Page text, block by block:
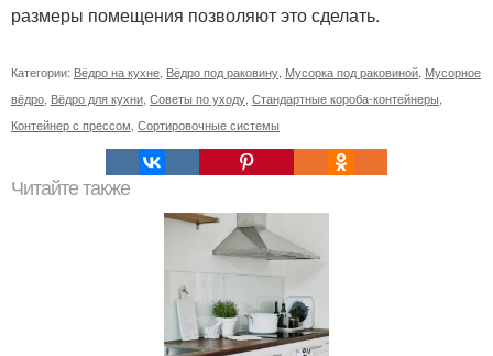
размеры помещения позволяют это сделать.
Категории: Вёдро на кухне, Вёдро под раковину, Мусорка под раковиной, Мусорное
вёдро, Вёдро для кухни, Советы по уходу, Стандартные короба-контейнеры,
Контейнер с прессом, Сортировочные системы
Читайте также